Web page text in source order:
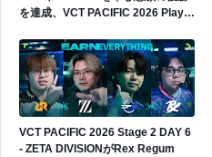
を達成、VCT PACIFIC 2026 Play-
VCT PACIFIC 2026 Stage 2 DAY 6
- ZETA DIVISIONがRex Regum